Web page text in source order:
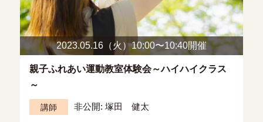
2023.05.16（火）10:00〜10:40開催
親子ふれあい運動教室体験会～ハイハイクラス
～
講師 非公開: 塚田 健太